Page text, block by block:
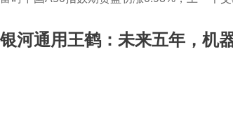
银河通用王鹤：未来五年，机